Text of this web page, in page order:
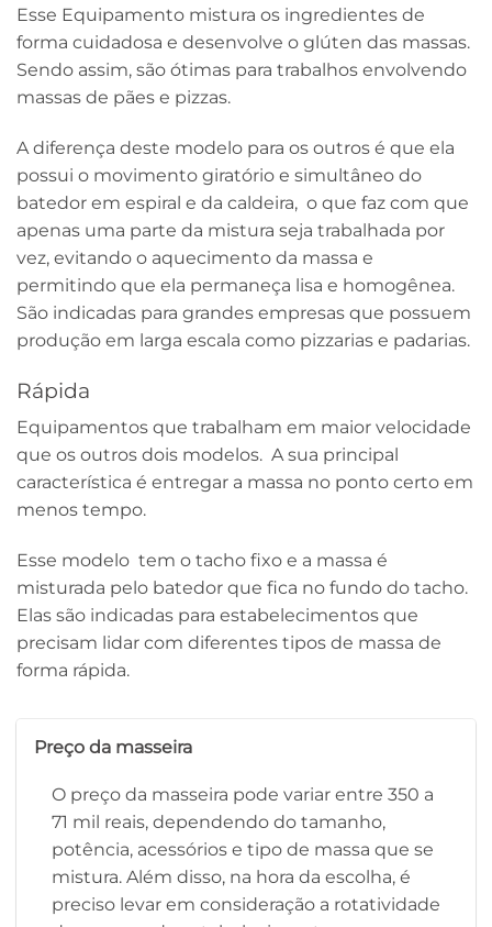
Esse Equipamento mistura os ingredientes de
forma cuidadosa e desenvolve o glúten das massas.
Sendo assim, são ótimas para trabalhos envolvendo
massas de pães e pizzas.
A diferença deste modelo para os outros é que ela
possui o movimento giratório e simultâneo do
batedor em espiral e da caldeira, o que faz com que
apenas uma parte da mistura seja trabalhada por
vez, evitando o aquecimento da massa e
permitindo que ela permaneça lisa e homogênea.
São indicadas para grandes empresas que possuem
produção em larga escala como pizzarias e padarias.
Rápida
Equipamentos que trabalham em maior velocidade
que os outros dois modelos. A sua principal
característica é entregar a massa no ponto certo em
menos tempo.
Esse modelo tem o tacho fixo e a massa é
misturada pelo batedor que fica no fundo do tacho.
Elas são indicadas para estabelecimentos que
precisam lidar com diferentes tipos de massa de
forma rápida.
Preço da masseira
O preço da masseira pode variar entre 350 a
71 mil reais, dependendo do tamanho,
potência, acessórios e tipo de massa que se
mistura. Além disso, na hora da escolha, é
preciso levar em consideração a rotatividade